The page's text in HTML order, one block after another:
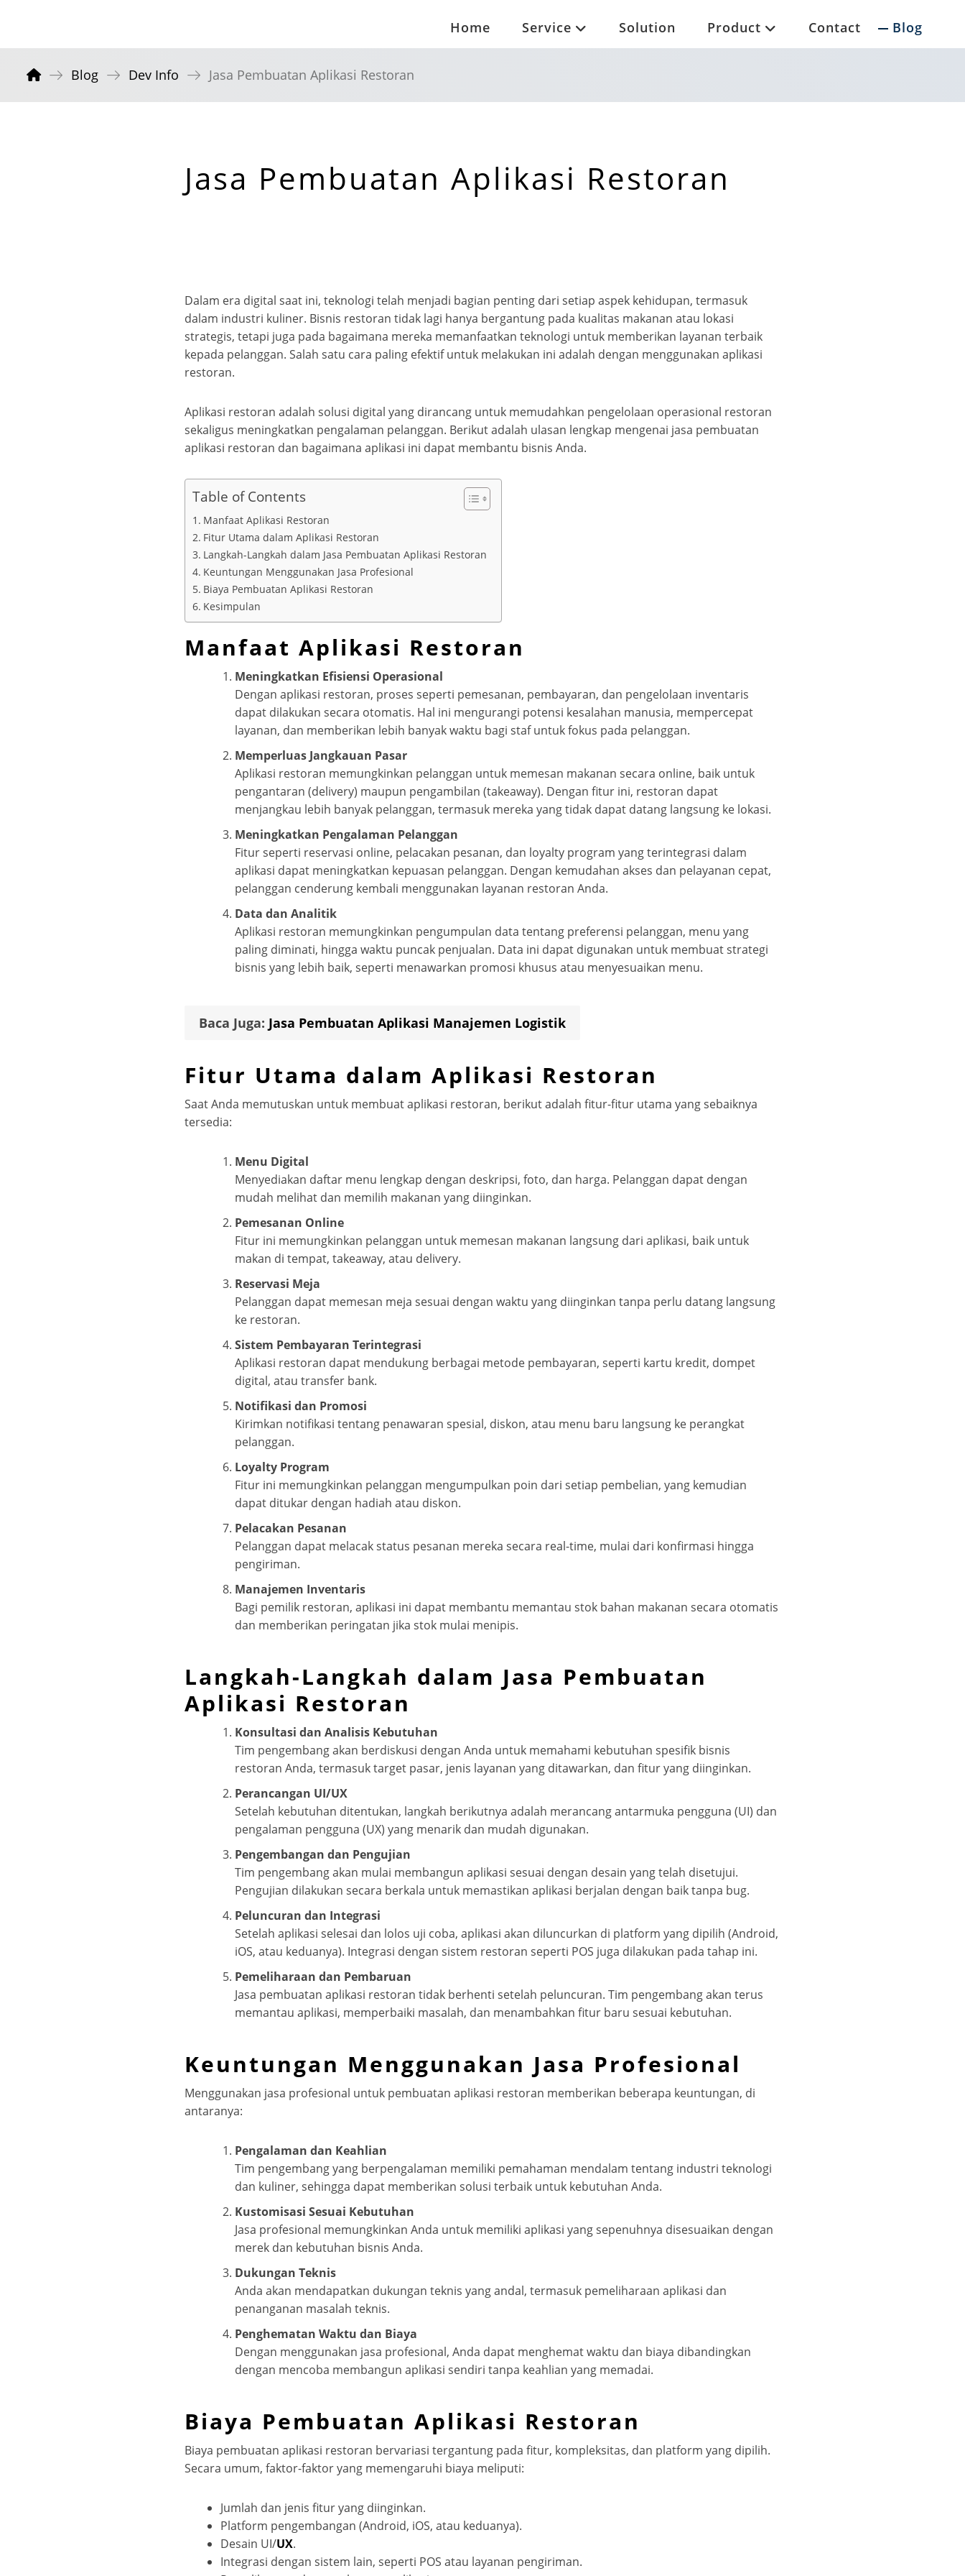
Home Service Solution Product Contact Blog
Blog Dev Info Jasa Pembuatan Aplikasi Restoran
Jasa Pembuatan Aplikasi Restoran
Dalam era digital saat ini, teknologi telah menjadi bagian penting dari setiap aspek kehidupan, termasuk
dalam industri kuliner. Bisnis restoran tidak lagi hanya bergantung pada kualitas makanan atau lokasi
strategis, tetapi juga pada bagaimana mereka memanfaatkan teknologi untuk memberikan layanan terbaik
kepada pelanggan. Salah satu cara paling efektif untuk melakukan ini adalah dengan menggunakan aplikasi
restoran.
Aplikasi restoran adalah solusi digital yang dirancang untuk memudahkan pengelolaan operasional restoran
sekaligus meningkatkan pengalaman pelanggan. Berikut adalah ulasan lengkap mengenai jasa pembuatan
aplikasi restoran dan bagaimana aplikasi ini dapat membantu bisnis Anda.
Table of Contents
Manfaat Aplikasi Restoran
Fitur Utama dalam Aplikasi Restoran
Langkah-Langkah dalam Jasa Pembuatan Aplikasi Restoran
Keuntungan Menggunakan Jasa Profesional
Biaya Pembuatan Aplikasi Restoran
Kesimpulan
Manfaat Aplikasi Restoran
Meningkatkan Efisiensi Operasional
Dengan aplikasi restoran, proses seperti pemesanan, pembayaran, dan pengelolaan inventaris
dapat dilakukan secara otomatis. Hal ini mengurangi potensi kesalahan manusia, mempercepat
layanan, dan memberikan lebih banyak waktu bagi staf untuk fokus pada pelanggan.
Memperluas Jangkauan Pasar
Aplikasi restoran memungkinkan pelanggan untuk memesan makanan secara online, baik untuk
pengantaran (delivery) maupun pengambilan (takeaway). Dengan fitur ini, restoran dapat
menjangkau lebih banyak pelanggan, termasuk mereka yang tidak dapat datang langsung ke lokasi.
Meningkatkan Pengalaman Pelanggan
Fitur seperti reservasi online, pelacakan pesanan, dan loyalty program yang terintegrasi dalam
aplikasi dapat meningkatkan kepuasan pelanggan. Dengan kemudahan akses dan pelayanan cepat,
pelanggan cenderung kembali menggunakan layanan restoran Anda.
Data dan Analitik
Aplikasi restoran memungkinkan pengumpulan data tentang preferensi pelanggan, menu yang
paling diminati, hingga waktu puncak penjualan. Data ini dapat digunakan untuk membuat strategi
bisnis yang lebih baik, seperti menawarkan promosi khusus atau menyesuaikan menu.
Baca Juga: Jasa Pembuatan Aplikasi Manajemen Logistik
Fitur Utama dalam Aplikasi Restoran
Saat Anda memutuskan untuk membuat aplikasi restoran, berikut adalah fitur-fitur utama yang sebaiknya
tersedia:
Menu Digital
Menyediakan daftar menu lengkap dengan deskripsi, foto, dan harga. Pelanggan dapat dengan
mudah melihat dan memilih makanan yang diinginkan.
Pemesanan Online
Fitur ini memungkinkan pelanggan untuk memesan makanan langsung dari aplikasi, baik untuk
makan di tempat, takeaway, atau delivery.
Reservasi Meja
Pelanggan dapat memesan meja sesuai dengan waktu yang diinginkan tanpa perlu datang langsung
ke restoran.
Sistem Pembayaran Terintegrasi
Aplikasi restoran dapat mendukung berbagai metode pembayaran, seperti kartu kredit, dompet
digital, atau transfer bank.
Notifikasi dan Promosi
Kirimkan notifikasi tentang penawaran spesial, diskon, atau menu baru langsung ke perangkat
pelanggan.
Loyalty Program
Fitur ini memungkinkan pelanggan mengumpulkan poin dari setiap pembelian, yang kemudian
dapat ditukar dengan hadiah atau diskon.
Pelacakan Pesanan
Pelanggan dapat melacak status pesanan mereka secara real-time, mulai dari konfirmasi hingga
pengiriman.
Manajemen Inventaris
Bagi pemilik restoran, aplikasi ini dapat membantu memantau stok bahan makanan secara otomatis
dan memberikan peringatan jika stok mulai menipis.
Langkah-Langkah dalam Jasa Pembuatan
Aplikasi Restoran
Konsultasi dan Analisis Kebutuhan
Tim pengembang akan berdiskusi dengan Anda untuk memahami kebutuhan spesifik bisnis
restoran Anda, termasuk target pasar, jenis layanan yang ditawarkan, dan fitur yang diinginkan.
Perancangan UI/UX
Setelah kebutuhan ditentukan, langkah berikutnya adalah merancang antarmuka pengguna (UI) dan
pengalaman pengguna (UX) yang menarik dan mudah digunakan.
Pengembangan dan Pengujian
Tim pengembang akan mulai membangun aplikasi sesuai dengan desain yang telah disetujui.
Pengujian dilakukan secara berkala untuk memastikan aplikasi berjalan dengan baik tanpa bug.
Peluncuran dan Integrasi
Setelah aplikasi selesai dan lolos uji coba, aplikasi akan diluncurkan di platform yang dipilih (Android,
iOS, atau keduanya). Integrasi dengan sistem restoran seperti POS juga dilakukan pada tahap ini.
Pemeliharaan dan Pembaruan
Jasa pembuatan aplikasi restoran tidak berhenti setelah peluncuran. Tim pengembang akan terus
memantau aplikasi, memperbaiki masalah, dan menambahkan fitur baru sesuai kebutuhan.
Keuntungan Menggunakan Jasa Profesional
Menggunakan jasa profesional untuk pembuatan aplikasi restoran memberikan beberapa keuntungan, di
antaranya:
Pengalaman dan Keahlian
Tim pengembang yang berpengalaman memiliki pemahaman mendalam tentang industri teknologi
dan kuliner, sehingga dapat memberikan solusi terbaik untuk kebutuhan Anda.
Kustomisasi Sesuai Kebutuhan
Jasa profesional memungkinkan Anda untuk memiliki aplikasi yang sepenuhnya disesuaikan dengan
merek dan kebutuhan bisnis Anda.
Dukungan Teknis
Anda akan mendapatkan dukungan teknis yang andal, termasuk pemeliharaan aplikasi dan
penanganan masalah teknis.
Penghematan Waktu dan Biaya
Dengan menggunakan jasa profesional, Anda dapat menghemat waktu dan biaya dibandingkan
dengan mencoba membangun aplikasi sendiri tanpa keahlian yang memadai.
Biaya Pembuatan Aplikasi Restoran
Biaya pembuatan aplikasi restoran bervariasi tergantung pada fitur, kompleksitas, dan platform yang dipilih.
Secara umum, faktor-faktor yang memengaruhi biaya meliputi:
Jumlah dan jenis fitur yang diinginkan.
Platform pengembangan (Android, iOS, atau keduanya).
Desain UI/UX.
Integrasi dengan sistem lain, seperti POS atau layanan pengiriman.